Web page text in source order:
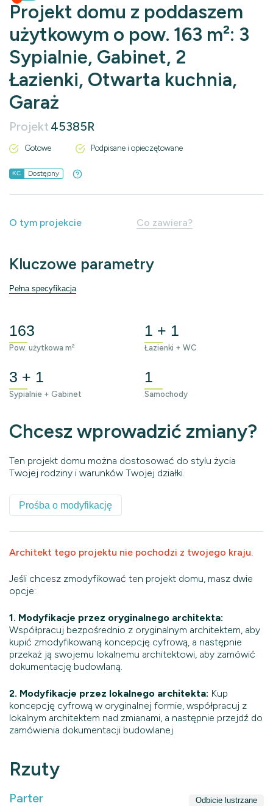
Projekt domu z poddaszem
użytkowym o pow. 163 m²: 3
Sypialnie, Gabinet, 2
Łazienki, Otwarta kuchnia,
Garaż
Projekt 45385R
Gotowe Podpisane i opieczętowane
KC Dostępny
O tym projekcie Co zawiera?
Kluczowe parametry
Pełna specyfikacja
163
Pow. użytkowa m²
1 + 1
Łazienki + WC
3 + 1
Sypialnie + Gabinet
1
Samochody
Chcesz wprowadzić zmiany?
Ten projekt domu można dostosować do stylu życia
Twojej rodziny i warunków Twojej działki.
Prośba o modyfikację
Architekt tego projektu nie pochodzi z twojego kraju.
Jeśli chcesz zmodyfikować ten projekt domu, masz dwie
opcje:
1. Modyfikacje przez oryginalnego architekta:
Współpracuj bezpośrednio z oryginalnym architektem, aby
kupić zmodyfikowaną koncepcję cyfrową, a następnie
przekaż ją swojemu lokalnemu architektowi, aby zamówić
dokumentację budowlaną.
2. Modyfikacje przez lokalnego architekta: Kup
koncepcję cyfrową w oryginalnej formie, współpracuj z
lokalnym architektem nad zmianami, a następnie przejdź do
zamówienia dokumentacji budowlanej.
Rzuty
Parter Odbicie lustrzane